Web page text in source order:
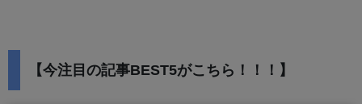
【今注目の記事BEST5がこちら！！！】